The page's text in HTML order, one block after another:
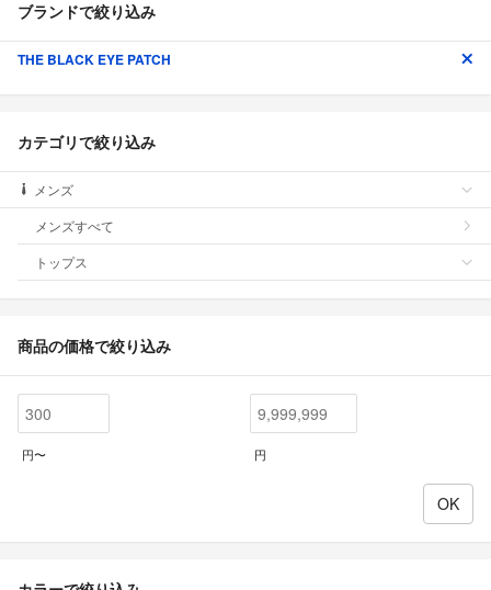
ブランドで絞り込み
THE BLACK EYE PATCH
カテゴリで絞り込み
メンズ
メンズすべて
トップス
商品の価格で絞り込み
円〜 円